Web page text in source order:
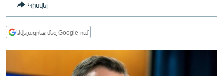
ՊԱՏԵՐԱԶՄԻ 6 ՇԱԲԱԹՆԵՐԸ
ՏԱՐԱԾԱՇՐՋԱՆ
Կիսվել
Ավելացրեք մեզ Google-ում